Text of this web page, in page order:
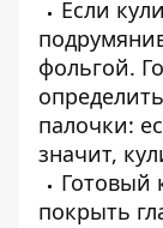
Если
фольгой.
палочки:
значит,
Готовый
покрыть